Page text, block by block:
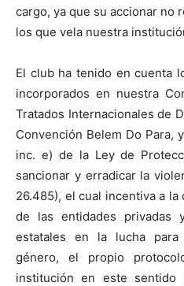
cargo, ya que su accionar no
los que vela nuestra
El club ha tenido en cuenta
incorporados en nuestra
Tratados Internacionales de
Convención Belem Do Para,
inc. e) de la Ley de
sancionar y erradicar la
26.485), el cual incentiva a
de las entidades privadas
estatales en la lucha
género, el propio
institución en este